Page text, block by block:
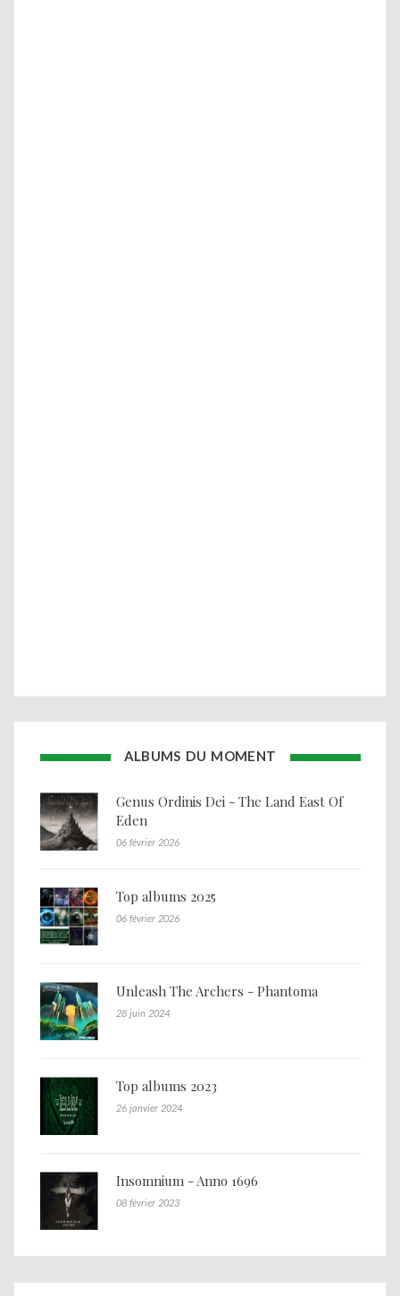
ALBUMS DU MOMENT
Genus Ordinis Dei - The Land East Of
Eden
06 février 2026
Top albums 2025
06 février 2026
Unleash The Archers - Phantoma
28 juin 2024
Top albums 2023
26 janvier 2024
Insomnium - Anno 1696
08 février 2023